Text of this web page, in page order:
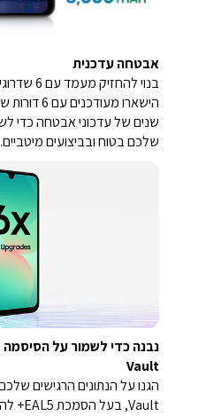
אבטחה עדכנית
בנוי להחזיק מעמד עם 6 שדרוגי מערכת הפעלה
שלכם בטוח ובביצועים מיטביים.
Vault
Vault, בעל הסמכת EAL5+ להגנה מתקדמת.